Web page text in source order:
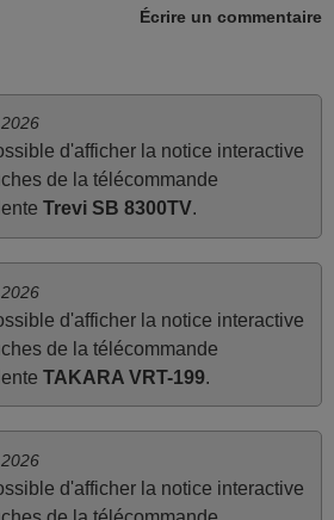
mars 2026
mars 2026
Mario,
AUTRICHE
Écrire un commentaire
d'afficher la notice interactive
de la télécommande
Trevi SB 8300TV.
d'afficher la notice interactive
de la télécommande
TAKARA VRT-199.
d'afficher la notice interactive